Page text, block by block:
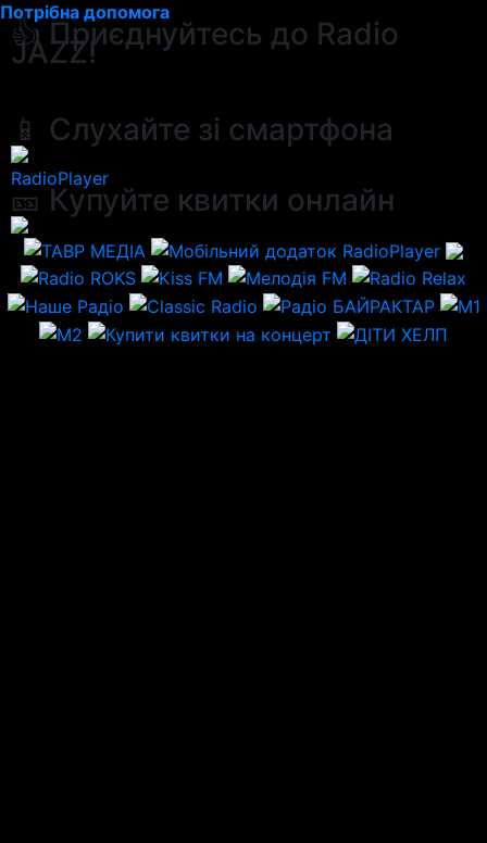
Потрібна допомога
👍 Приєднуйтесь до Radio
JAZZ!
📱 Слухайте зі смартфона
RadioPlayer
🎫 Купуйте квитки онлайн